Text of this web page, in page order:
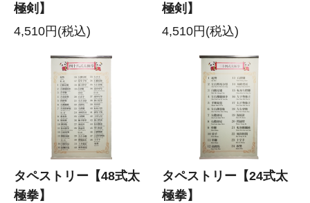
極剣】
4,510円(税込)
極剣】
4,510円(税込)
タペストリー【48式太
極拳】
タペストリー【24式太
極拳】